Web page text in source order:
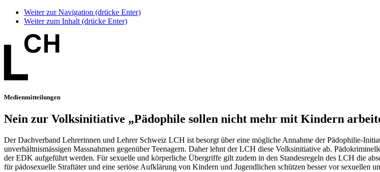
Weiter zur Navigation (drücke Enter)
Weiter zum Inhalt (drücke Enter)
Medienmitteilungen
Nein zur Volksinitiative „Pädophile sollen nicht mehr mit Kindern
Der Dachverband Lehrerinnen und Lehrer Schweiz LCH ist besorgt über eine mögliche Annahme der Pädophilie-
unverhältnismässigen Massnahmen gegenüber Teenagern. Daher lehnt der LCH diese Volksinitiative ab.
der EDK aufgeführt werden. Für sexuelle und körperliche Übergriffe gilt zudem in den Standesregeln des LCH die
für pädosexuelle Straftäter und eine seriöse Aufklärung von Kindern und Jugendlichen schützen besser vor sexuellen